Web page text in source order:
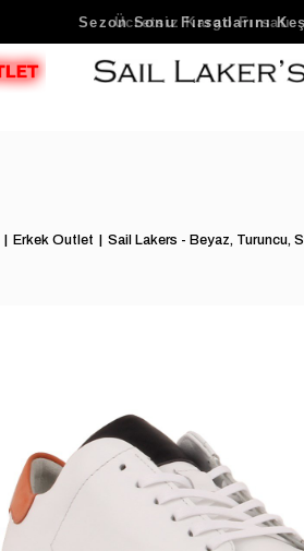
Sezon Sonu Fırsatlarını
Erkek Outlet Sail Lakers - Beyaz, Turuncu,